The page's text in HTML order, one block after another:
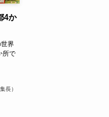
4か
界
所で
長）